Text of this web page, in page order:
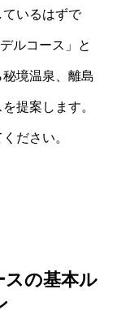
いるはずで
ルコース」と
境温泉、離島
提案します。
ださい。
スの基本ル